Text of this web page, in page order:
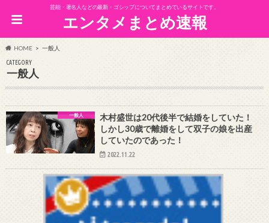
芸能・著名人などの最新・ゴシップについてまとめているサイトです。
エンタメまとめ速報
HOME 一般人
CATEGORY
一般人
一般人
木村盛世は20代後半で結婚をしていた！
しかし30歳で離婚をして双子の娘を出産
していたのであった！
2022.11.22